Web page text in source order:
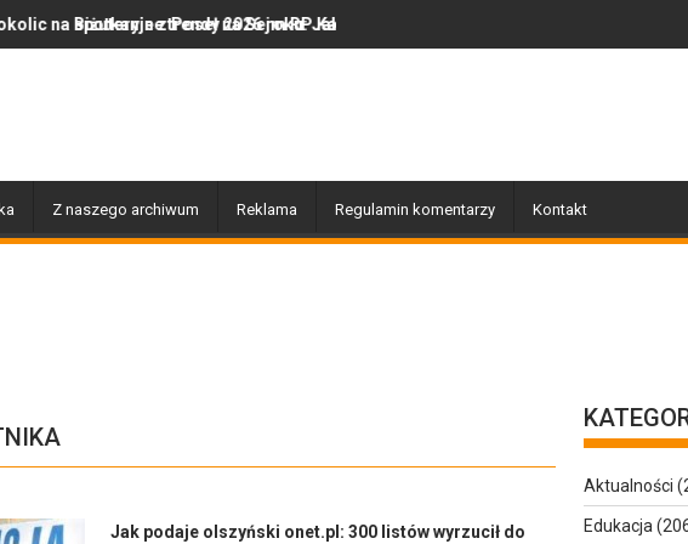
z Poseł na Sejm RP Katarzyną Królak
trendy 2026 roku: Jak polska marka olor.pl podbija serca miłośników
Z naszego archiwum Reklama Regulamin komentarzy Kontakt
Jak podaje olszyński onet.pl: 300 listów wyrzucił do
Aktualności
Edukacja